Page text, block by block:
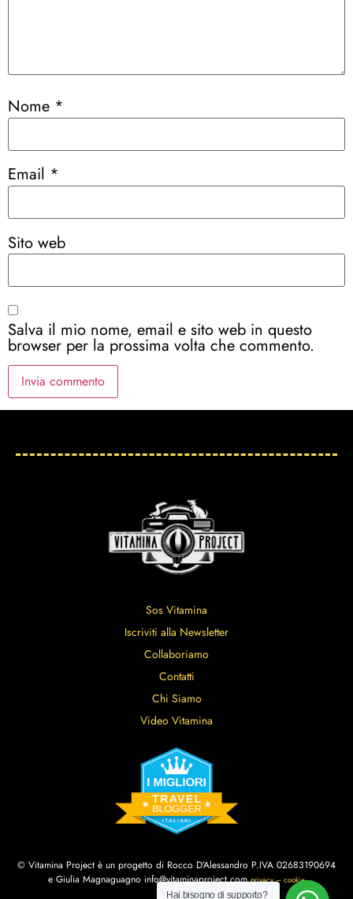
Nome *
Email *
Sito web
Salva il mio nome, email e sito web in questo
browser per la prossima volta che commento.
Sos Vitamina
Iscriviti alla Newsletter
Collaboriamo
Contatti
Chi Siamo
Video Vitamina
© Vitamina Project è un progetto di Rocco D’Alessandro P.IVA 02683190694
e Giulia Magnaguagno info@vitaminaproject.comprivacy – cookie
Hai bisogno di supporto?